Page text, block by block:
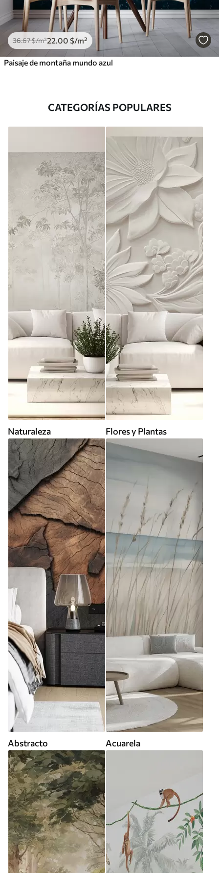
36.67$/m²22 .00 $/m²
Paisaje de montaña mundo azul
CATEGORÍAS POPULARES
Naturaleza Flores y Plantas
Abstracto Acuarela